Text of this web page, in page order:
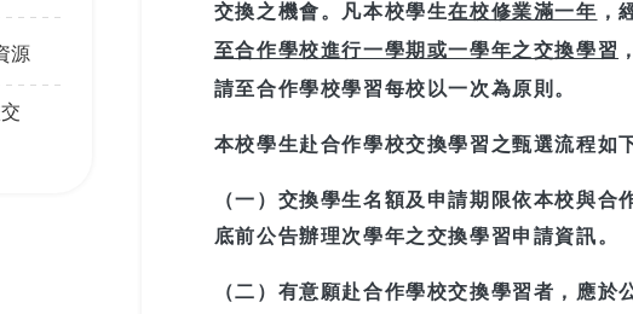
源
交換之機會。凡本校學生在校修業滿一年 ，
至合作學校進行一學期或一學年之交換學習
請至合作學校學習每校以一次為原則。
本校學生赴合作學校交換學習之甄選流程如
（一）交換學生名額及申請期限依本校與
底前公告辦理次學年之交換學習申請資訊。
（二）有意願赴合作學校交換學習者，應